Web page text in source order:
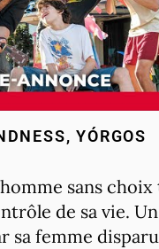
YÓRGOS
sans
de sa vie.
sa femme